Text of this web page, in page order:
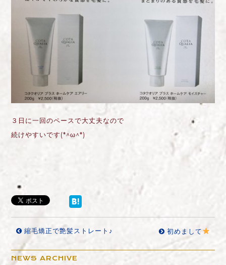
３日に一回のペースで大丈夫なので
続けやすいです(*^ω^*)
縮毛矯正で艶髪ストレート♪ 初めまして
NEWS ARCHIVE